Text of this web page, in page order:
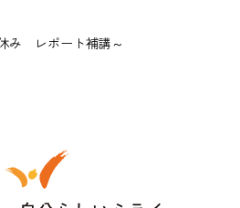
み レポート補講～